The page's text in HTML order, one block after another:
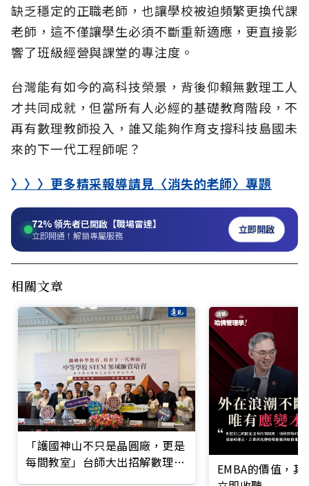
缺乏穩定的正職老師，也讓學校被迫頻繁更換代課
老師，這不僅讓學生必須不斷重新適應，更直接影
響了班級經營與課堂的專注度。
台灣能有如今的高科技榮景，背後仰賴無數理工人
才共同成就，但當所有人必經的基礎教育階段，不
再有數理教師投入，誰又能夠作育支撐科技島國未
來的下一代工程師呢？
〉〉〉更多精采報導請見〈消失的老師〉專題
72%領先者已開啟【職場雷達】
立即開通！解鎖專屬服務 立即開啟
相關文章
「護國神山不只是晶圓廠，更是
每間教室」台師大出招解數理教
EMBA的價值，